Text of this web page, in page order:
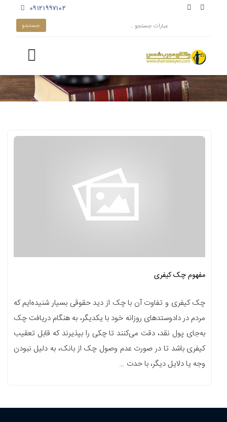
۰۹۱۲۱۹۹۷۱۰۲
مفهوم چک کیفری
چک کیفری و تفاوت آن با چک از دید حقوقی بسیار شنیده‌ایم که
مردم در دادوستدهای روزانه خود با یکدیگر، به هنگام دریافت چک
به‌جای پول نقد، دقت می‌کنند تا چکی را بپذیرند که قابل تعقیب
کیفری باشد تا در صورت عدم وصول چک از بانک، به‌ دلیل نبودن
وجه یا دلایل دیگر، با حدت …